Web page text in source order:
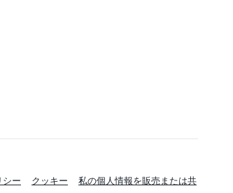
シー クッキー 私の個人情報を販売または共